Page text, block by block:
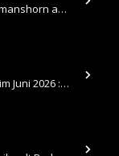
Hallo , Im Juni veranstaltete die Autobau in Romanshorn auf ihrem Gelände ein kleines Youngtimertreffen : https://up.
​Hallo , Hier sind die Bilder vom Older Classics im Juni 2026 : https://up.picr.de/51155940wd.jpg https://up.pic